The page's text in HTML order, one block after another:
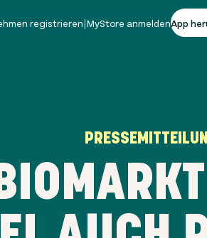
registrieren|MyStore anmeldenApp